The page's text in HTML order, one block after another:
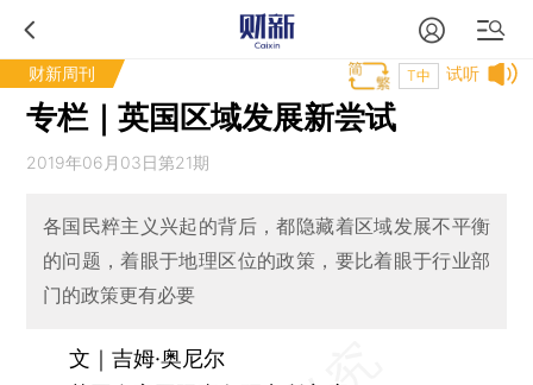
财新周刊 试听
T中
专栏｜英国区域发展新尝试
2019年06月03日第21期
各国民粹主义兴起的背后，都隐藏着区域发展不平衡
的问题，着眼于地理区位的政策，要比着眼于行业部
门的政策更有必要
文｜吉姆·奥尼尔